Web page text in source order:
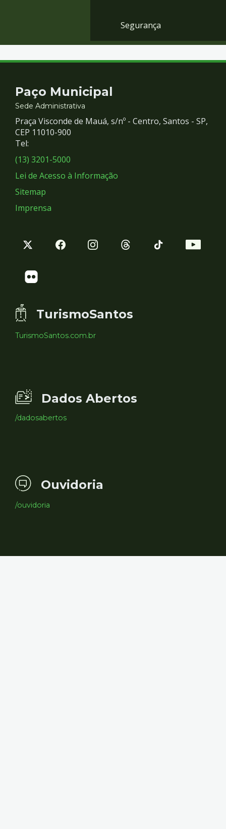
Segurança
Contato
e
Redes
Sociais
Paço Municipal
Sede Administrativa
Praça Visconde de Mauá, s/nº - Centro, Santos - SP,
CEP 11010-900
Tel:
(13) 3201-5000
Lei de Acesso à Informação
Sitemap
Imprensa
TurismoSantos
TurismoSantos.com.br
Dados Abertos
/dadosabertos
Ouvidoria
/ouvidoria